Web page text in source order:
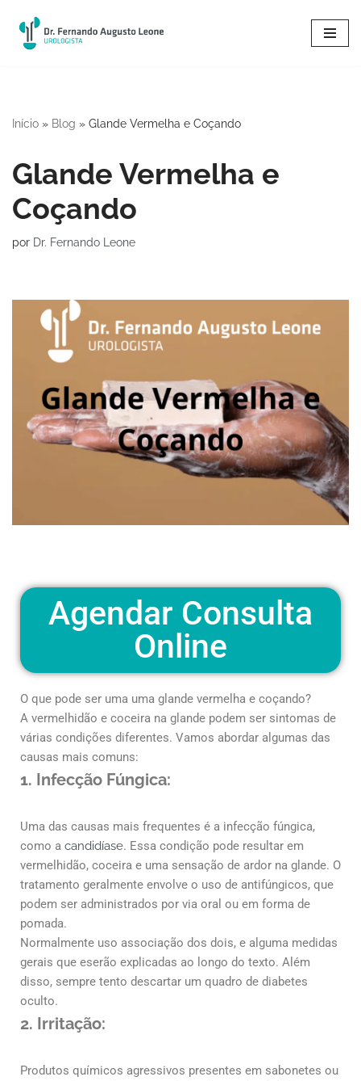
Pular
Início » Blog » Glande Vermelha e Coçando
Glande Vermelha e
Coçando
por Dr. Fernando Leone
Agendar Consulta
Online
O que pode ser uma uma glande vermelha e coçando?
A vermelhidão e coceira na glande podem ser sintomas de
várias condições diferentes. Vamos abordar algumas das
causas mais comuns:
1. Infecção Fúngica:
Uma das causas mais frequentes é a infecção fúngica,
como a candidíase. Essa condição pode resultar em
vermelhidão, coceira e uma sensação de ardor na glande. O
tratamento geralmente envolve o uso de antifúngicos, que
podem ser administrados por via oral ou em forma de
pomada.
Normalmente uso associação dos dois, e alguma medidas
gerais que eserão explicadas ao longo do texto. Além
disso, sempre tento descartar um quadro de diabetes
oculto.
2. Irritação:
Produtos químicos agressivos presentes em sabonetes ou